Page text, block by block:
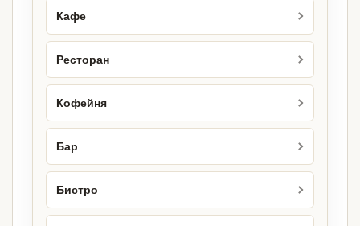
Кафе
Ресторан
Кофейня
Бар
Бистро